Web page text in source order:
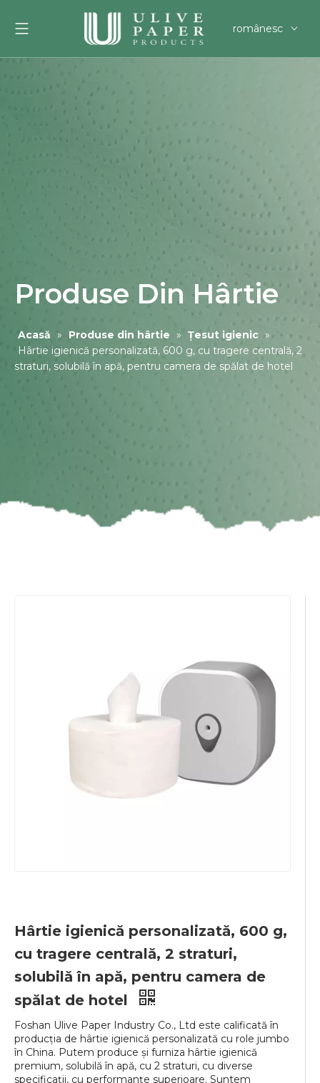
românesc
한국어
Filipino
svenska
Produse Din Hârtie
Acasă » Produse din hârtie » Țesut igienic »
Hârtie igienică personalizată, 600 g, cu tragere centrală, 2
straturi, solubilă în apă, pentru camera de spălat de hotel
Hârtie igienică personalizată, 600 g,
cu tragere centrală, 2 straturi,
solubilă în apă, pentru camera de
spălat de hotel
Foshan Ulive Paper Industry Co., Ltd este calificată în
producția de hârtie igienică personalizată cu role jumbo
în China. Putem produce și furniza hârtie igienică
premium, solubilă în apă, cu 2 straturi, cu diverse
specificații, cu performanțe superioare. Suntem